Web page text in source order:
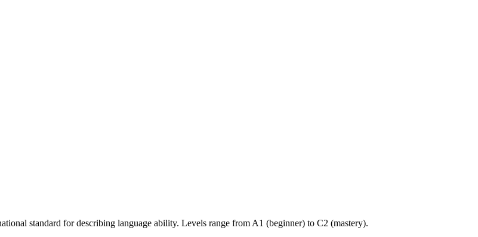
standard for describing language ability. Levels range from A1 (beginner) to C2 (mastery).